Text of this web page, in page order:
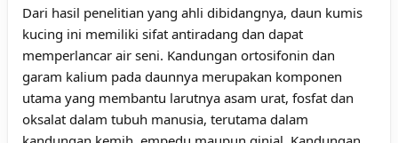
Dari hasil penelitian yang ahli dibidangnya, daun kumis
kucing ini memiliki sifat antiradang dan dapat
memperlancar air seni. Kandungan ortosifonin dan
garam kalium pada daunnya merupakan komponen
utama yang membantu larutnya asam urat, fosfat dan
oksalat dalam tubuh manusia, terutama dalam